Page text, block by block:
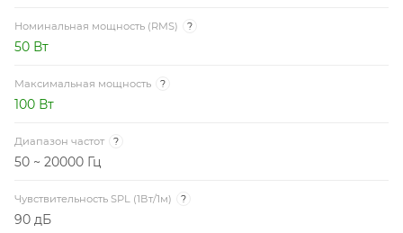
Номинальная мощность (RMS) ?
50 Вт
Максимальная мощность ?
100 Вт
Диапазон частот ?
50 ~ 20000 Гц
Чувствительность SPL (1Вт/1м) ?
90 дБ